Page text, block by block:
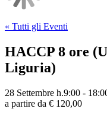
« Tutti gli Eventi
HACCP 8 ore
Liguria)
28 Settembre h.9:00 -
a partire da € 120,00